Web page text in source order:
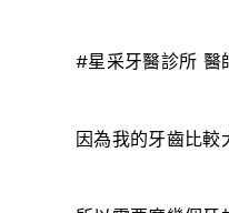
#星采牙醫診所 醫
因為我的牙齒比較